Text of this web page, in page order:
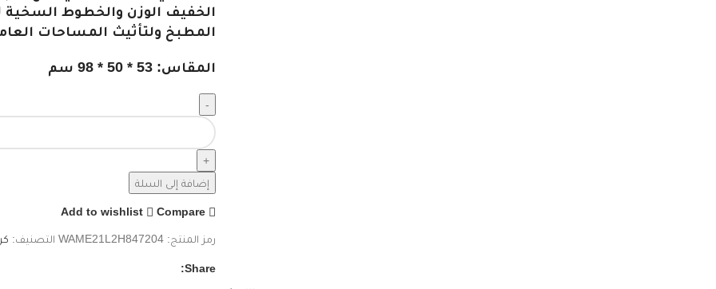
الخفيف الوزن والخطوط السخية
المطبخ ولتأثيث المساحات
المقاس: 53 * 50 * 98 سم
إضافة إلى السلة
Compare
Add to wishlist
رمز المنتج: WAME21L2H847204 التصنيف:
Share: